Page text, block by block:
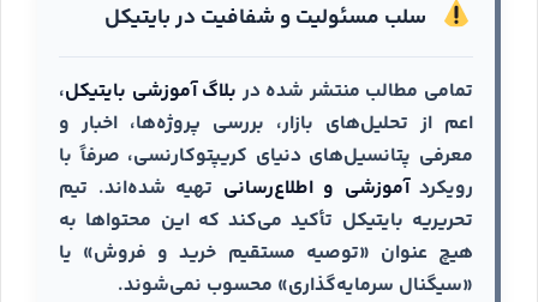
سلب مسئولیت و شفافیت در بایتیکل
تمامی مطالب منتشر شده در بلاگ آموزشی بایتیکل،
اعم از تحلیل‌های بازار، بررسی پروژه‌ها، اخبار و
معرفی پتانسیل‌های دنیای کریپتوکارنسی، صرفاً با
رویکردآموزشی و اطلاع‌رسانی تهیه شده‌اند. تیم
تحریریه بایتیکل تأکید می‌کند که این محتواها به
هیچ عنوان «توصیه مستقیم خرید و فروش» یا
«سیگنال سرمایه‌گذاری» محسوب نمی‌شوند.